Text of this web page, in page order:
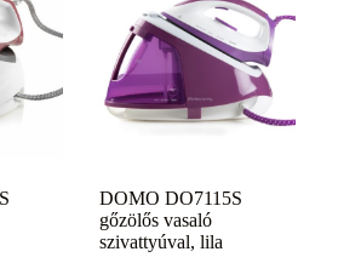
DOMO DO7115S
gőzölős vasaló
szivattyúval, lila